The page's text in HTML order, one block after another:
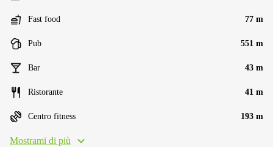
Fast food 77 m
Pub 551 m
Bar 43 m
Ristorante 41 m
Centro fitness 193 m
Mostrami di più